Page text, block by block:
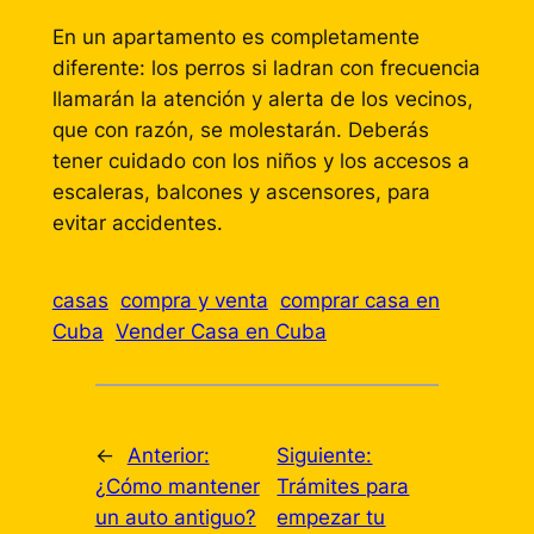
En un apartamento es completamente
diferente: los perros si ladran con frecuencia
llamarán la atención y alerta de los vecinos,
que con razón, se molestarán. Deberás
tener cuidado con los niños y los accesos a
escaleras, balcones y ascensores, para
evitar accidentes.
casas compra y venta comprar casa en
Cuba Vender Casa en Cuba
←
Anterior:
¿Cómo mantener
un auto antiguo?
Siguiente:
Trámites para
empezar tu